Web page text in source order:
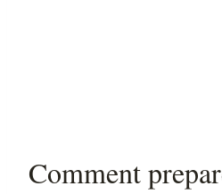
Comment